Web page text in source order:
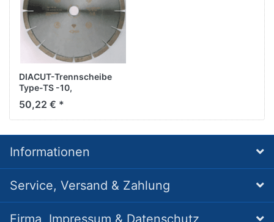
DIACUT-Trennscheibe
Type-TS -10,
D300/20,0mm
50,22 € *
Informationen
Service, Versand & Zahlung